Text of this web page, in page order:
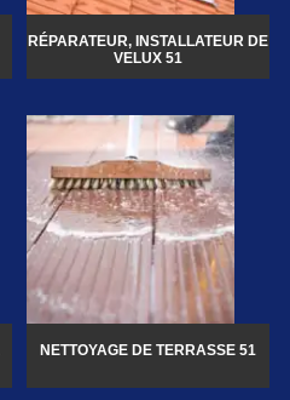
RÉPARATEUR, INSTALLATEUR DE
VELUX 51
NETTOYAGE DE TERRASSE 51